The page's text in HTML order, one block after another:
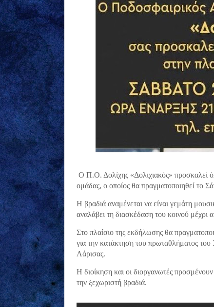
Ο Π.Ο. Δολίχης «Δολιχιακός» προσκαλεί
ομάδας, ο οποίος θα πραγματοποιηθεί το
Η βραδιά αναμένεται να είναι γεμάτη
αναλάβει τη διασκέδαση του κοινού μέχρι
Στο πλαίσιο της εκδήλωσης θα
για την κατάκτηση του πρωταθλήματος
Λάρισας.
Η διοίκηση και οι διοργανωτές
την ξεχωριστή βραδιά.